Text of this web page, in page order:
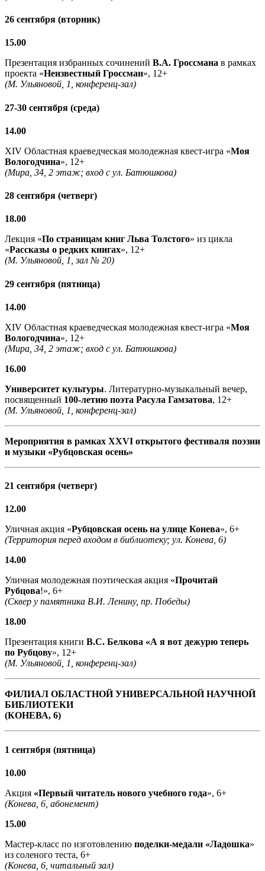
26 сентября (вторник)
15.00
Презентация избранных сочинений В.А. Гроссмана в рамках
проекта «Неизвестный Гроссман», 12+
(М. Ульяновой, 1, конференц-зал)
27-30 сентября (среда)
14.00
XIV Областная краеведческая молодежная квест-игра «Моя
Вологодчина», 12+
(Мира, 34, 2 этаж; вход с ул. Батюшкова)
28 сентября (четверг)
18.00
Лекция «По страницам книг Льва Толстого» из цикла
«Рассказы о редких книгах», 12+
(М. Ульяновой, 1, зал № 20)
29 сентября (пятница)
14.00
XIV Областная краеведческая молодежная квест-игра «Моя
Вологодчина», 12+
(Мира, 34, 2 этаж; вход с ул. Батюшкова)
16.00
Университет культуры. Литературно-музыкальный вечер,
посвященный 100-летию поэта Расула Гамзатова, 12+
(М. Ульяновой, 1, конференц-зал)
Мероприятия в рамках XXVI открытого фестиваля поэзии
и музыки «Рубцовская осень»
21 сентября (четверг)
12.00
Уличная акция «Рубцовская осень на улице Конева», 6+
(Территория перед входом в библиотеку; ул. Конева, 6)
14.00
Уличная молодежная поэтическая акция «Прочитай
Рубцова!», 6+
(Сквер у памятника В.И. Ленину, пр. Победы)
18.00
Презентация книги В.С. Белкова «А я вот дежурю теперь
по Рубцову», 12+
(М. Ульяновой, 1, конференц-зал)
ФИЛИАЛ ОБЛАСТНОЙ УНИВЕРСАЛЬНОЙ НАУЧНОЙ
БИБЛИОТЕКИ
(КОНЕВА, 6)
1 сентября (пятница)
10.00
Акция «Первый читатель нового учебного года», 6+
(Конева, 6, абонемент)
15.00
Мастер-класс по изготовлению поделки-медали «Ладошка»
из соленого теста, 6+
(Конева, 6, читальный зал)